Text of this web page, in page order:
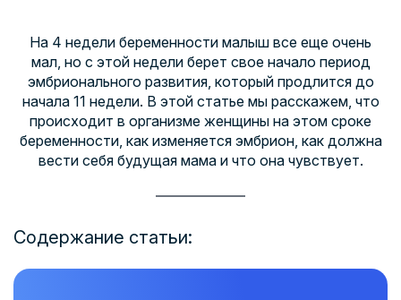
На 4 недели беременности малыш все еще очень
мал, но с этой недели берет свое начало период
эмбрионального развития, который продлится до
начала 11 недели. В этой статье мы расскажем, что
происходит в организме женщины на этом сроке
беременности, как изменяется эмбрион, как должна
вести себя будущая мама и что она чувствует.
Содержание статьи: